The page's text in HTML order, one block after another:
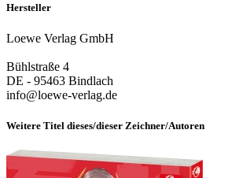
Hersteller
Loewe Verlag GmbH
Bühlstraße 4
DE - 95463 Bindlach
info@loewe-verlag.de
Weitere Titel dieses/dieser Zeichner/Autoren